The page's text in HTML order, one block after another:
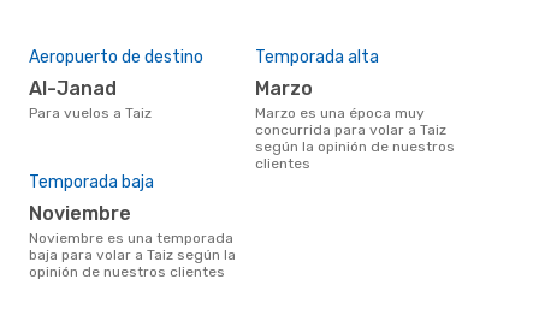
Aeropuerto de destino
Al-Janad
Para vuelos a Taiz
Temporada alta
marzo
marzo es una época muy
concurrida para volar a Taiz
según la opinión de nuestros
clientes
Temporada baja
noviembre
noviembre es una temporada
baja para volar a Taiz según la
opinión de nuestros clientes